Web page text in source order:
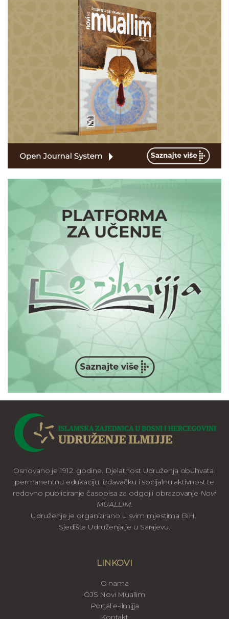
Osnovano je 1912. godine. Djelatnost Udruženja obuhvata
permanentnu edukaciju, izdavačku i socijalnu aktivnost te
redovno publiciranje časopisa za odgoj i obrazovanje Novi
MUALLIM.
Udruženje je organizirano u svim mjestima BiH.
Sjedište Udruženja je u Sarajevu.
LINKOVI
O nama
OJS Novi Muallim
Portal e-ilmijja
Kontakt